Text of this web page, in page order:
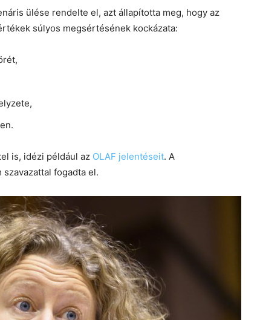
ülése rendelte el, azt állapította meg, hogy az
súlyos megsértésének kockázata:
is, idézi például az OLAF jelentéseit. A
fogadta el.